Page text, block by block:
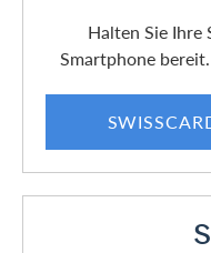
Halten Sie Ihre
Smartphone